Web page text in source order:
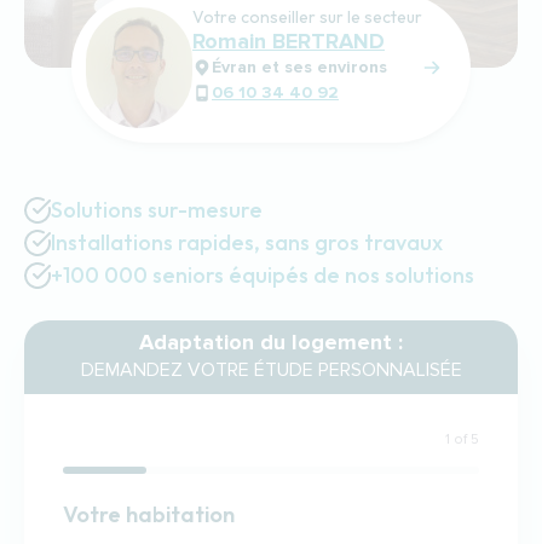
Votre conseiller sur le secteur
Romain BERTRAND
Évran et ses environs
06 10 34 40 92
Solutions sur-mesure
Installations rapides, sans gros travaux
+100 000 seniors équipés de nos solutions
Adaptation du logement :
DEMANDEZ VOTRE ÉTUDE PERSONNALISÉE
1 of 5
Habitation
Votre habitation